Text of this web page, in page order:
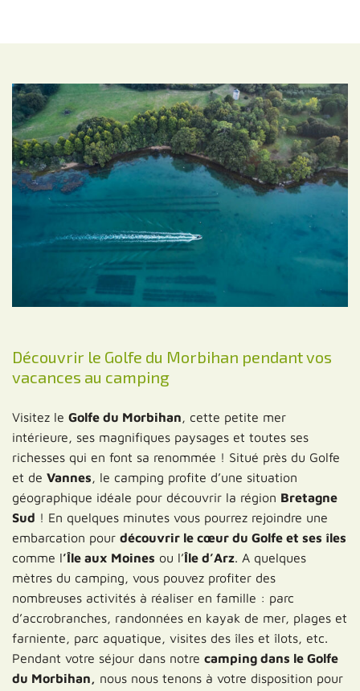
Découvrir le Golfe du Morbihan pendant vos
vacances au camping
Visitez le Golfe du Morbihan, cette petite mer
intérieure, ses magnifiques paysages et toutes ses
richesses qui en font sa renommée ! Situé près du Golfe
et de Vannes, le camping profite d’une situation
géographique idéale pour découvrir la région Bretagne
Sud ! En quelques minutes vous pourrez rejoindre une
embarcation pour découvrir le cœur du Golfe et ses îles
comme l’Île aux Moines ou l’Île d’Arz. A quelques
mètres du camping, vous pouvez profiter des
nombreuses activités à réaliser en famille : parc
d’accrobranches, randonnées en kayak de mer, plages et
farniente, parc aquatique, visites des îles et îlots, etc.
Pendant votre séjour dans notre camping dans le Golfe
du Morbihan, nous nous tenons à votre disposition pour